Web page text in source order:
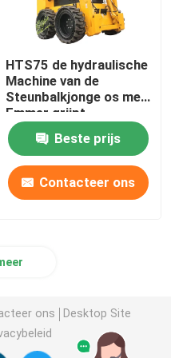
HTS75 de hydraulische
Machine van de
Steunbalkjonge os met
Emmer grijpt
Gehechtheid vast
Beste prijs
Contacteer ons
ons
Desktop Site